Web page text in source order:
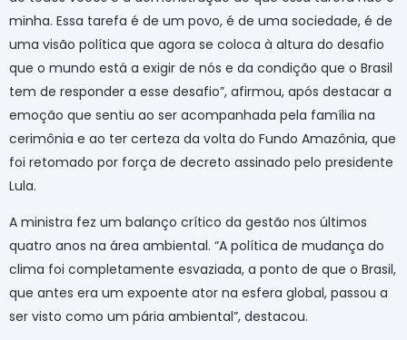
minha. Essa tarefa é de um povo, é de uma sociedade, é de
uma visão política que agora se coloca à altura do desafio
que o mundo está a exigir de nós e da condição que o Brasil
tem de responder a esse desafio”, afirmou, após destacar a
emoção que sentiu ao ser acompanhada pela família na
cerimônia e ao ter certeza da volta do Fundo Amazônia, que
foi retomado por força de decreto assinado pelo presidente
Lula.
A ministra fez um balanço crítico da gestão nos últimos
quatro anos na área ambiental. “A política de mudança do
clima foi completamente esvaziada, a ponto de que o Brasil,
que antes era um expoente ator na esfera global, passou a
ser visto como um pária ambiental”, destacou.